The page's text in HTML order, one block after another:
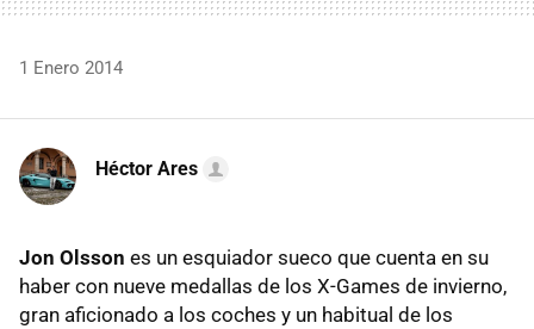
1 Enero 2014
Héctor Ares
Jon Olsson es un esquiador sueco que cuenta en su
haber con nueve medallas de los X-Games de invierno,
gran aficionado a los coches y un habitual de los